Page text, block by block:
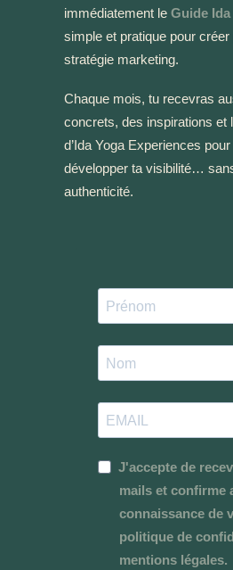
immédiatement le Guide Ida
simple et pratique pour
stratégie marketing.
Chaque mois, tu recevras
concrets, des inspirations et
d’Ida Yoga Experiences pour
développer ta visibilité…
authenticité.
J'accepte de
mails et confirme
connaissance de
politique de
mentions légales.